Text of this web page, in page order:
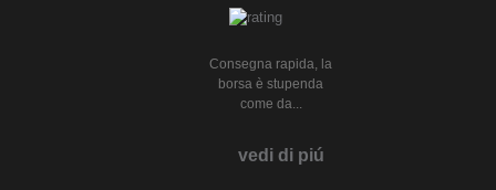
Consegna rapida, la
borsa è stupenda
come da...
vedi di piú